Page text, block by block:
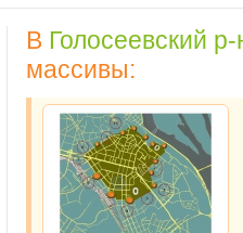
В Голосеевский р-
массивы: